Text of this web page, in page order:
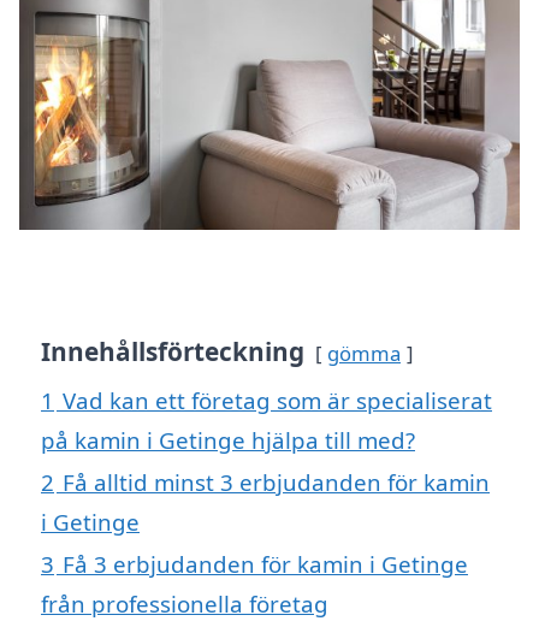
Innehållsförteckning gömma
1 Vad kan ett företag som är specialiserat
på kamin i Getinge hjälpa till med?
2 Få alltid minst 3 erbjudanden för kamin
i Getinge
3 Få 3 erbjudanden för kamin i Getinge
från professionella företag